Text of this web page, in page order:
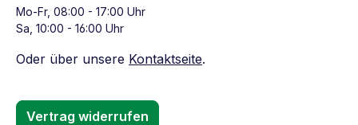
Mo-Fr, 08:00 - 17:00 Uhr
Sa, 10:00 - 16:00 Uhr
Oder über unsere Kontaktseite.
Vertrag widerrufen